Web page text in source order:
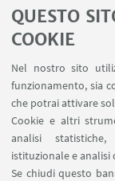
QUESTO
COOKIE
Nel nostro sito
funzionamento, sia
che potrai attivare
Cookie e altri
analisi
istituzionale e
Se chiudi questo
Prenotazione